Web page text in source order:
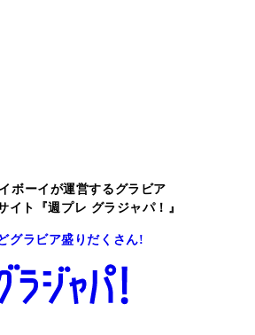
ボーイが運営するグラビア
イト『週プレ グラジャパ！』
グラビア盛りだくさん!